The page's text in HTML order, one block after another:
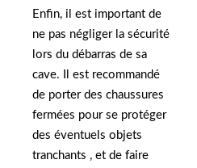
Enfin, il est important de
ne pas négliger la sécurité
lors du débarras de sa
cave. Il est recommandé
de porter des chaussures
fermées pour se protéger
des éventuels objets
tranchants , et de faire